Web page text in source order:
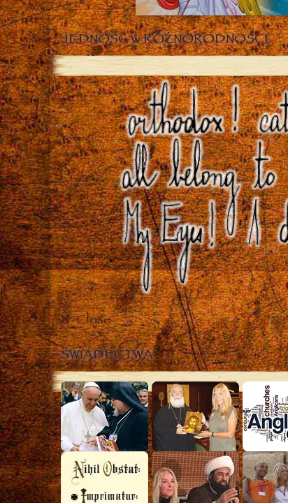
JEDNOŚĆ w RÓŻNORODNOŚCI
Close
ŚWIADECTWA